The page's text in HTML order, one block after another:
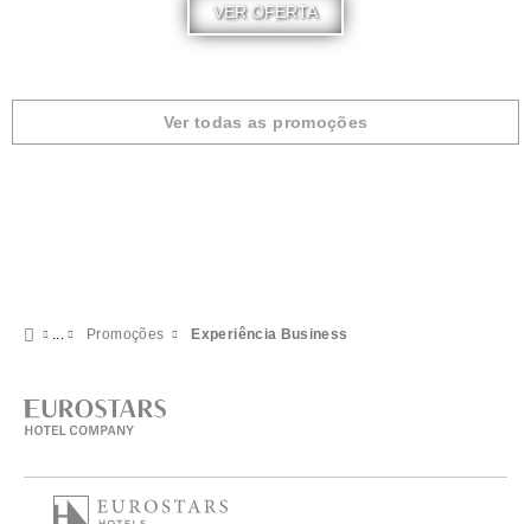
VER OFERTA
Ver todas as promoções
Promoções Experiência Business